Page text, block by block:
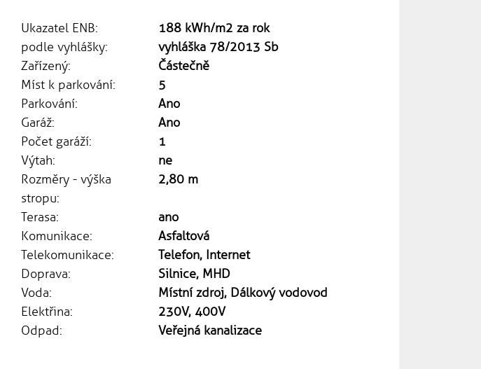
Ukazatel ENB:
188 kWh/m2 za rok
podle vyhlášky:
vyhláška 78/2013 Sb
Zařízený:
Částečně
Míst k parkování:
5
Parkování:
Ano
Garáž:
Ano
Počet garáží:
1
Výtah:
ne
Rozměry - výška
stropu:
2,80 m
Terasa:
ano
Komunikace:
Asfaltová
Telekomunikace:
Telefon, Internet
Doprava:
Silnice, MHD
Voda:
Místní zdroj, Dálkový vodovod
Elektřina:
230V, 400V
Odpad:
Veřejná kanalizace